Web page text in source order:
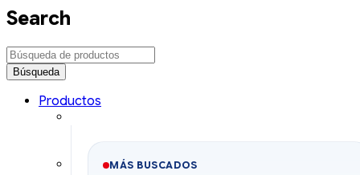
Search
Productos
MÁS BUSCADOS